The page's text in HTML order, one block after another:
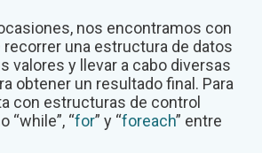
nos encontramos con
recorrer una estructura de datos
valores y llevar a cabo diversas
obtener un resultado final. Para
con estructuras de control
“while”, “for” y “foreach” entre